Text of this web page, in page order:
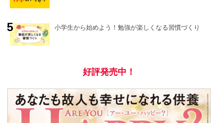
小学生から始めよう！勉強が楽しくなる習慣づくり
好評発売中！